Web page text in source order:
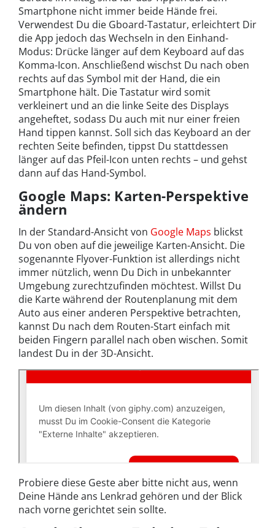
Smartphone nicht immer beide Hände frei.
Verwendest Du die Gboard-Tastatur, erleichtert Dir
die App jedoch das Wechseln in den Einhand-
Modus: Drücke länger auf dem Keyboard auf das
Komma-Icon. Anschließend wischst Du nach oben
rechts auf das Symbol mit der Hand, die ein
Smartphone hält. Die Tastatur wird somit
verkleinert und an die linke Seite des Displays
angeheftet, sodass Du auch mit nur einer freien
Hand tippen kannst. Soll sich das Keyboard an der
rechten Seite befinden, tippst Du stattdessen
länger auf das Pfeil-Icon unten rechts – und gehst
dann auf das Hand-Symbol.
Google Maps: Karten-Perspektive
ändern
In der Standard-Ansicht von Google Maps blickst
Du von oben auf die jeweilige Karten-Ansicht. Die
sogenannte Flyover-Funktion ist allerdings nicht
immer nützlich, wenn Du Dich in unbekannter
Umgebung zurechtzufinden möchtest. Willst Du
die Karte während der Routenplanung mit dem
Auto aus einer anderen Perspektive betrachten,
kannst Du nach dem Routen-Start einfach mit
beiden Fingern parallel nach oben wischen. Somit
landest Du in der 3D-Ansicht.
Probiere diese Geste aber bitte nicht aus, wenn
Deine Hände ans Lenkrad gehören und der Blick
nach vorne gerichtet sein sollte.